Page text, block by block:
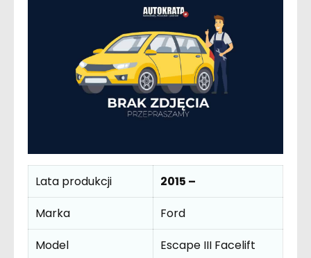
Lata produkcji
2015 –
Marka
Ford
Model
Escape III Facelift